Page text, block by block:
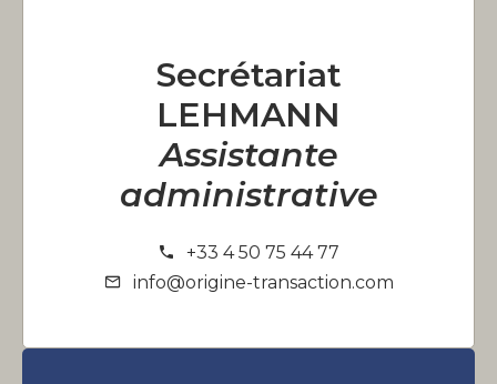
Secrétariat
LEHMANN
Assistante
administrative
+33 4 50 75 44 77
info@origine-transaction.com